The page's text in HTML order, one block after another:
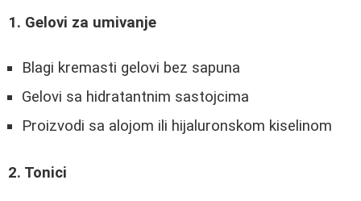
1. Gelovi za umivanje
Blagi kremasti gelovi bez sapuna
Gelovi sa hidratantnim sastojcima
Proizvodi sa alojom ili hijaluronskom kiselinom
2. Tonici